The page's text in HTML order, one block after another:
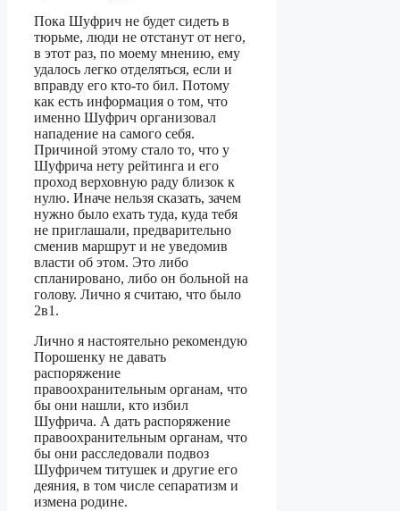
Пока Шуфрич не будет сидеть в
тюрьме, люди не отстанут от него,
в этот раз, по моему мнению, ему
удалось легко отделяться, если и
вправду его кто-то бил. Потому
как есть информация о том, что
именно Шуфрич организовал
нападение на самого себя.
Причиной этому стало то, что у
Шуфрича нету рейтинга и его
проход верховную раду близок к
нулю. Иначе нельзя сказать, зачем
нужно было ехать туда, куда тебя
не приглашали, предварительно
сменив маршрут и не уведомив
власти об этом. Это либо
спланировано, либо он больной на
голову. Лично я считаю, что было
2в1.
Лично я настоятельно рекомендую
Порошенку не давать
распоряжение
правоохранительным органам, что
бы они нашли, кто избил
Шуфрича. А дать распоряжение
правоохранительным органам, что
бы они расследовали подвоз
Шуфричем титушек и другие его
деяния, в том числе сепаратизм и
измена родине.